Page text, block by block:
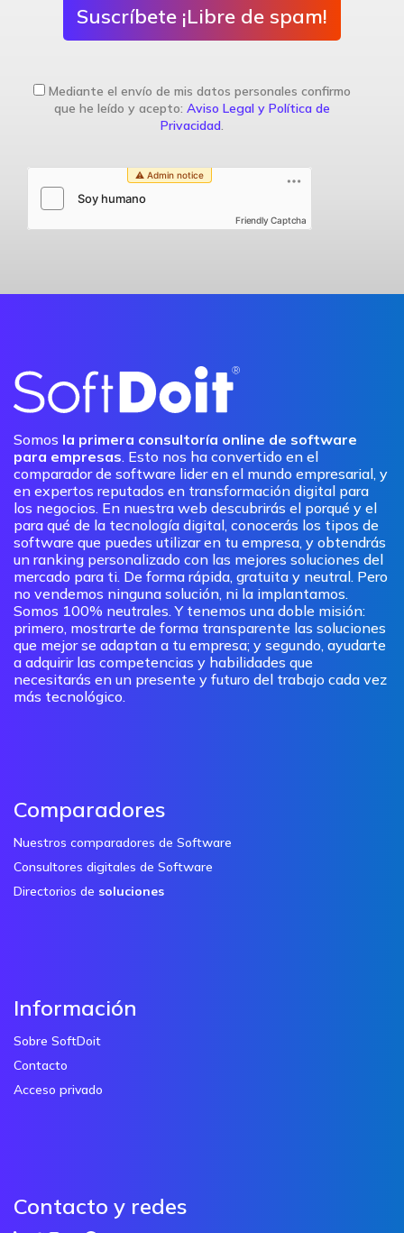
Suscríbete ¡Libre de spam!
Mediante el envío de mis datos personales confirmo
que he leído y acepto: Aviso Legal y Política de
Privacidad.
Friendly Captcha
Somos la primera consultoría online de software
para empresas. Esto nos ha convertido en el
comparador de software lider en el mundo empresarial, y
en expertos reputados en transformación digital para
los negocios. En nuestra web descubrirás el porqué y el
para qué de la tecnología digital, conocerás los tipos de
software que puedes utilizar en tu empresa, y obtendrás
un ranking personalizado con las mejores soluciones del
mercado para ti. De forma rápida, gratuita y neutral. Pero
no vendemos ninguna solución, ni la implantamos.
Somos 100% neutrales. Y tenemos una doble misión:
primero, mostrarte de forma transparente las soluciones
que mejor se adaptan a tu empresa; y segundo, ayudarte
a adquirir las competencias y habilidades que
necesitarás en un presente y futuro del trabajo cada vez
más tecnológico.
Comparadores
Nuestros comparadores de Software
Consultores digitales de Software
Directorios de soluciones
Información
Sobre SoftDoit
Contacto
Acceso privado
Contacto y redes